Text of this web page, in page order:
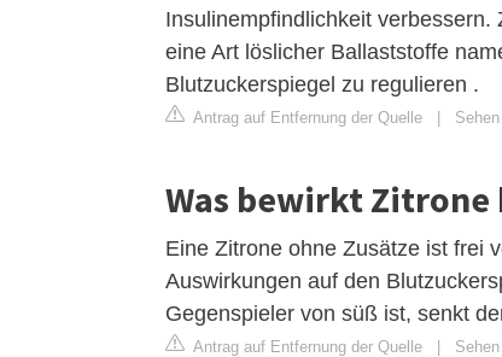
Insulinempfindlichkeit
eine Art löslicher Ballaststoffe
Blutzuckerspiegel zu regulieren .
Antrag auf Entfernung der Quelle |
Was bewirkt Zitrone
Eine Zitrone ohne Zusätze ist frei
Auswirkungen auf den
Gegenspieler von süß ist, senkt
Antrag auf Entfernung der Quelle |